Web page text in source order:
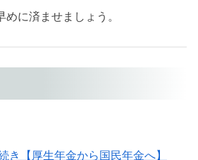
に済ませましょう。
き【厚生年金から国民年金へ】